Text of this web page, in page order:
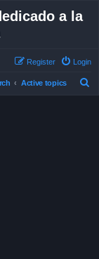
a la
Login
Register
Active topics